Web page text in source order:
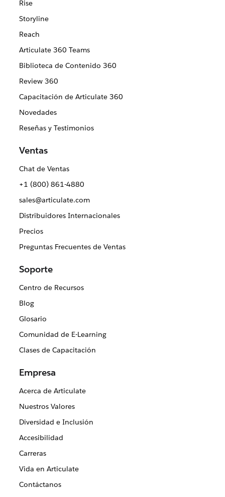
Rise
Storyline
Reach
Articulate 360 Teams
Biblioteca de Contenido 360
Review 360
Capacitación de Articulate 360
Novedades
Reseñas y Testimonios
Ventas
Chat de Ventas
+1 (800) 861-4880
sales@articulate.com
Distribuidores Internacionales
Precios
Preguntas Frecuentes de Ventas
Soporte
Centro de Recursos
Blog
Glosario
Comunidad de E-Learning
Clases de Capacitación
Empresa
Acerca de Articulate
Nuestros Valores
Diversidad e Inclusión
Accesibilidad
Carreras
Vida en Articulate
Contáctanos